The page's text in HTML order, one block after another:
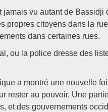
jamais vu autant de
propres citoyens dans la
dans certaines rues.
ou la police dresse des
a montré une nouvelle
rester au pouvoir. Une
et des gouvernements